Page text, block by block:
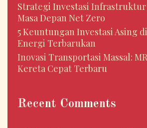
Strategi Investasi
Masa Depan Net Zero
5 Keuntungan Investasi Asing
Energi Terbarukan
Inovasi Transportasi Massal:
Kereta Cepat Terbaru
Recent Comments